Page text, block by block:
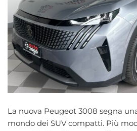
La nuova Peugeot 3008 segna
mondo dei SUV compatti. Più